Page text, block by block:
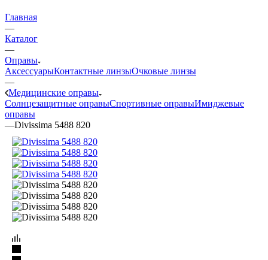
Главная
—
Каталог
—
Оправы
АксессуарыКонтактные линзыОчковые линзы
—
Медицинские оправы
Солнцезащитные оправыСпортивные оправыИмиджевые
оправы
—Divissima 5488 820